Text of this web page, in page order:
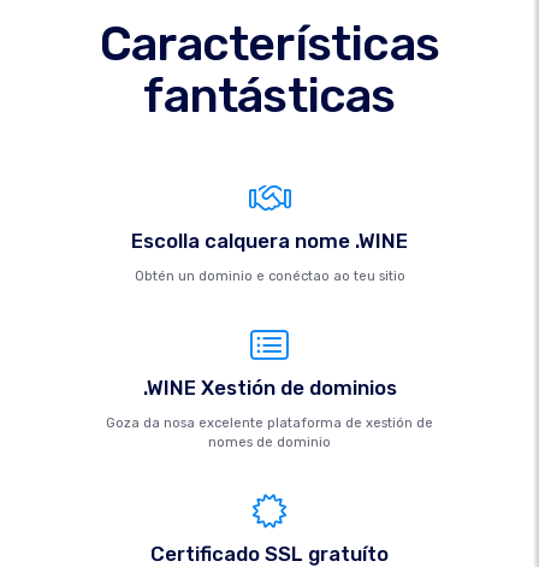
Características
fantásticas
Escolla calquera nome .WINE
Obtén un dominio e conéctao ao teu sitio
.WINE Xestión de dominios
Goza da nosa excelente plataforma de xestión de
nomes de dominio
Certificado SSL gratuíto